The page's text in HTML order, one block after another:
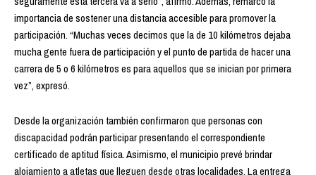
importancia de sostener una distancia accesible para promover la
participación. “Muchas veces decimos que la de 10 kilómetros dejaba
mucha gente fuera de participación y el punto de partida de hacer una
carrera de 5 o 6 kilómetros es para aquellos que se inician por primera
vez”, expresó.
Desde la organización también confirmaron que personas con
discapacidad podrán participar presentando el correspondiente
certificado de aptitud física. Asimismo, el municipio prevé brindar
alojamiento a atletas que lleguen desde otras localidades. La entrega